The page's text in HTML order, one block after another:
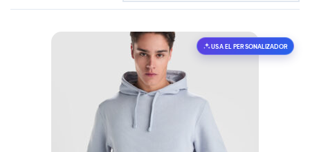
USA EL PERSONALIZADOR